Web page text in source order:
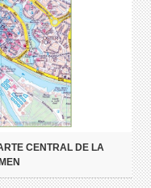
CENTRAL DE LA